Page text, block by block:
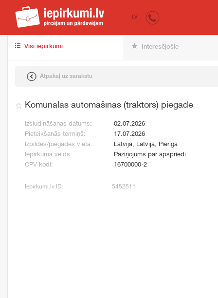
iepirkumi.lv
LV
Visi iepirkumi Interesējošie
Atpakaļ uz sarakstu
Komunālās automašīnas (traktors) piegāde
Izsludināšanas datums:
02.07.2026
Pieteikšanās termiņš:
17.07.2026
Izpildes/piegādes vieta:
Latvija, Latvija, Pierīga
Iepirkuma veids:
Paziņojums par apspriedi
CPV kodi:
16700000-2
Iepirkumi.lv ID: 5452511